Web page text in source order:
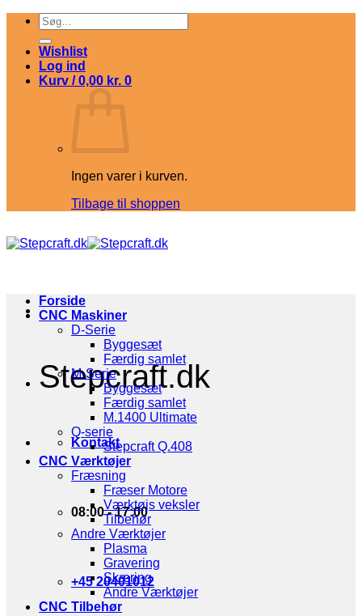
Fortsæt
indhold
Søg
efter:
Wishlist
Log ind
Kurv /0,00 kr. 0
Ingen varer i kurven.
Tilbage til shoppen
Stepcraft.dk
Kontakt
08:00 - 17:00
+45 20401012
Forside
CNC Maskiner
D-Serie
Byggesæt
Færdig samlet
M-Serie
Byggesæt
Færdig samlet
M.1400 Ultimate
Q-serie
Stepcraft Q.408
CNC Værktøjer
Fræsning
Fræser Motore
Værktøjs veksler
Tilbehør
Andre Værktøjer
Plasma
Gravering
Skæring
Andre Værktøjer
CNC Tilbehør